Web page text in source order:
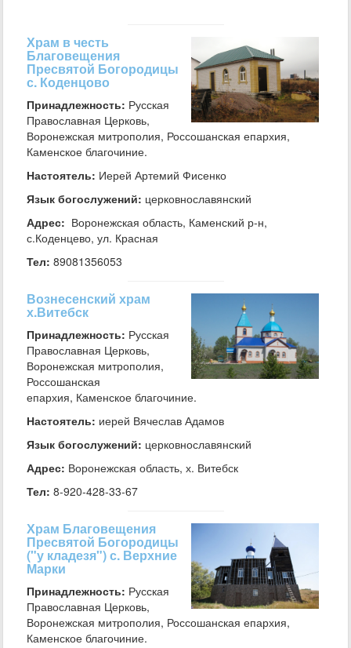
Храм в честь
Благовещения
Пресвятой Богородицы
с. Коденцово
Принадлежность: Русская
Православная Церковь,
Воронежская митрополия, Россошанская епархия,
Каменское благочиние.
Настоятель: Иерей Артемий Фисенко
Язык богослужений: церковнославянский
Адрес: Воронежская область, Каменский р-н,
с.Коденцево, ул. Красная
Тел: 89081356053
Вознесенский храм
х.Витебск
Принадлежность: Русская
Православная Церковь,
Воронежская митрополия,
Россошанская
епархия, Каменское благочиние.
Настоятель: иерей Вячеслав Адамов
Язык богослужений: церковнославянский
Адрес: Воронежская область, х. Витебск
Тел: 8-920-428-33-67
Храм Благовещения
Пресвятой Богородицы
("у кладезя") с. Верхние
Марки
Принадлежность: Русская
Православная Церковь,
Воронежская митрополия, Россошанская епархия,
Каменское благочиние.